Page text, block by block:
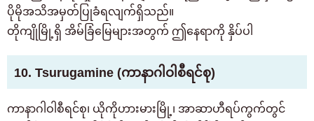
ပိုမိုအသိအမှတ်ပြုခံရလျက်ရှိသည်။
တိုကျိုမြို့ရှိ အိမ်ခြံမြေများအတွက် ဤနေရာကို နှိပ်ပါ
10. Tsurugamine (ကာနာဂါဝါစီရင်စု)
ကာနာဂါဝါစီရင်စု၊ ယိုကိုဟားမားမြို့၊ အာဆာဟီရပ်ကွက်တွင်